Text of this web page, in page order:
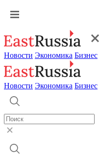
Новости Экономика Бизнес
Новости Экономика Бизнес